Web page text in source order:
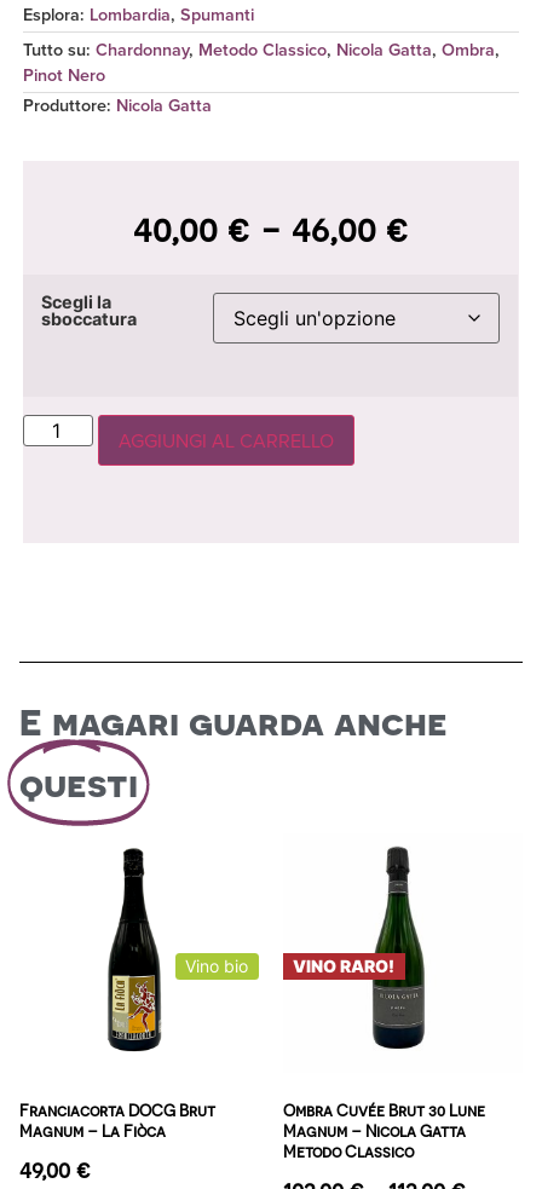
Esplora: Lombardia,Spumanti
Tutto su: Chardonnay, Metodo Classico, Nicola Gatta,Ombra,
Pinot Nero
Produttore: Nicola Gatta
40,00 € - 46,00 €
Scegli la
sboccatura
AGGIUNGI AL CARRELLO
E magari guarda anche
questi
Vino bio
Franciacorta DOCG Brut
Magnum – La Fiòca
49,00 €
VINO RARO!
Ombra Cuvée Brut 30 Lune
Magnum – Nicola Gatta
Metodo Classico